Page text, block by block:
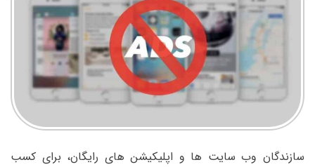
سازندگان وب سایت ها و اپلیکیشن های رایگان، برای کسب